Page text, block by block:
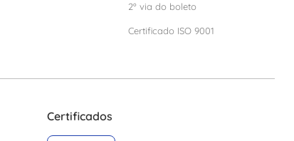
2º via do boleto
Certificado ISO 9001
Certificados